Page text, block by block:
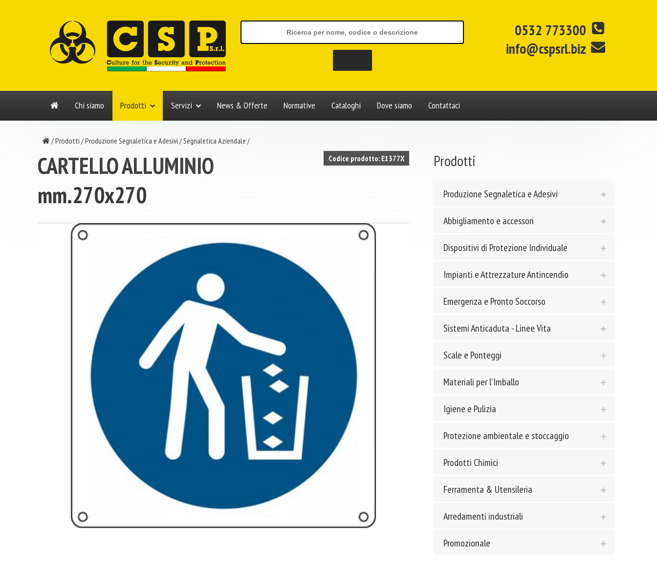
0532 773300
info@cspsrl.biz
Chi siamo Prodotti Servizi News & Offerte Normative Cataloghi Dove siamo Contattaci
/Prodotti /Produzione Segnaletica e Adesivi /Segnaletica Aziendale /
Codice prodotto: E1377X
CARTELLO ALLUMINIO
mm.270x270
Prodotti
Produzione Segnaletica e Adesivi
Abbigliamento e accessori
Dispositivi di Protezione Individuale
Impianti e Attrezzature Antincendio
Emergenza e Pronto Soccorso
Sistemi Anticaduta - Linee Vita
Scale e Ponteggi
Materiali per l'Imballo
Igiene e Pulizia
Protezione ambientale e stoccaggio
Prodotti Chimici
Ferramenta & Utensileria
Arredamenti industriali
Promozionale